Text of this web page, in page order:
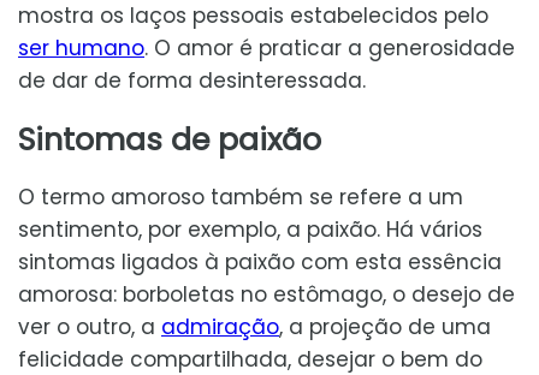
mostra os laços pessoais estabelecidos pelo
ser humano. O amor é praticar a generosidade
de dar de forma desinteressada.
Sintomas de paixão
O termo amoroso também se refere a um
sentimento, por exemplo, a paixão. Há vários
sintomas ligados à paixão com esta essência
amorosa: borboletas no estômago, o desejo de
ver o outro, a admiração, a projeção de uma
felicidade compartilhada, desejar o bem do